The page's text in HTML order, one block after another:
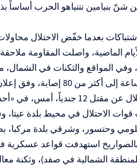
شنّ بنيامين نتنياهو الحرب أساساً
بعدما خفّض الاحتلال محاولات
الماضية، واصلت المقاومة
وفي المواقع والثكنات في
الجيش الإسرائيلي خلال 24
«أحداث أمنية صعبة».
الاحتلال في محيط بلدة
وحتسور، وشرقي بلدة مركبا،
استهدفت قواعد عسكرية في
الشمالية في صفد)،‏ وثكنة